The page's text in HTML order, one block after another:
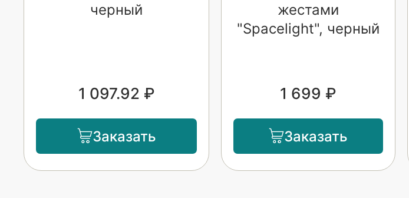
черный
1 097.92 ₽
Заказать
жестами
"Spacelight", черный
1 699 ₽
Заказать